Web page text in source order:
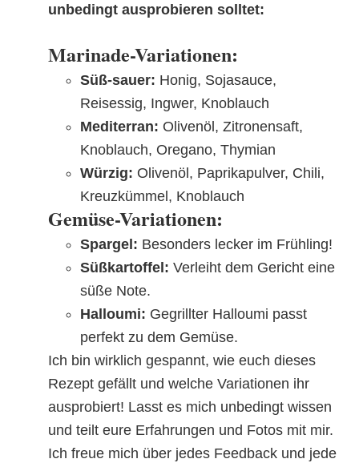
unbedingt ausprobieren solltet:
Marinade-Variationen:
Süß-sauer: Honig, Sojasauce,
Reisessig, Ingwer, Knoblauch
Mediterran: Olivenöl, Zitronensaft,
Knoblauch, Oregano, Thymian
Würzig: Olivenöl, Paprikapulver, Chili,
Kreuzkümmel, Knoblauch
Gemüse-Variationen:
Spargel: Besonders lecker im Frühling!
Süßkartoffel: Verleiht dem Gericht eine
süße Note.
Halloumi: Gegrillter Halloumi passt
perfekt zu dem Gemüse.
Ich bin wirklich gespannt, wie euch dieses
Rezept gefällt und welche Variationen ihr
ausprobiert! Lasst es mich unbedingt wissen
und teilt eure Erfahrungen und Fotos mit mir.
Ich freue mich über jedes Feedback und jede